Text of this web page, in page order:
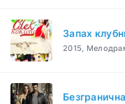
Запах
2015,